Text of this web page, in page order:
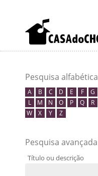
Pesquisa alfabética
A B C D E F G
L
M N O P Q R
W
X Y Z
Pesquisa avançada
Título ou descrição